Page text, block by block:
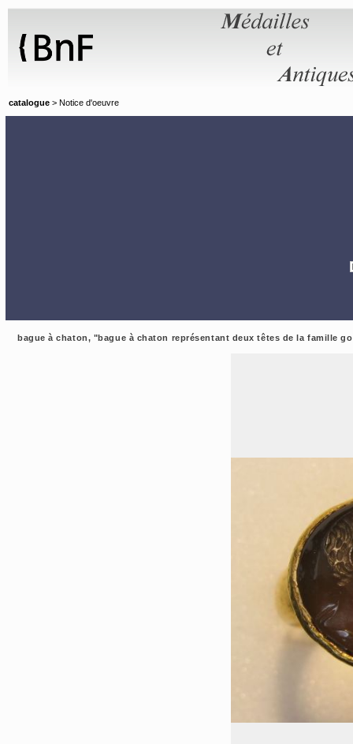
catalogue > Notice d'oeuvre
bague à chaton, "bague à chaton représentant deux têtes de la famille